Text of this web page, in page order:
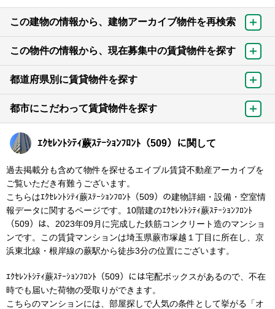
この建物の情報から、建物アーカイブ物件を再検索
この物件の情報から、現在募集中の賃貸物件を探す
都道府県別に賃貸物件を探す
都市にこだわって賃貸物件を探す
ｴｸｾﾚﾝﾄｼﾃｨ蕨ｽﾃｰｼｮﾝﾌﾛﾝﾄ（509）に関して
過去掲載分も含めて物件を探せるエイブル賃貸不動産アーカイブを
ご覧いただき有難うございます。
こちらはｴｸｾﾚﾝﾄｼﾃｨ蕨ｽﾃｰｼｮﾝﾌﾛﾝﾄ（509）の建物詳細・設備・空室情
報データに関するページです。10階建のｴｸｾﾚﾝﾄｼﾃｨ蕨ｽﾃｰｼｮﾝﾌﾛﾝﾄ
（509）は、2023年09月に完成した鉄筋コンクリート造のマンショ
ンです。この賃貸マンションは埼玉県蕨市塚越１丁目に所在し、京
浜東北線・根岸線の蕨駅から徒歩3分の位置にございます。
ｴｸｾﾚﾝﾄｼﾃｨ蕨ｽﾃｰｼｮﾝﾌﾛﾝﾄ（509）には宅配ボックスがあるので、不在
時でも届いた荷物の受取りができます。
こちらのマンションには、部屋探しで人気の条件として挙がる「オ